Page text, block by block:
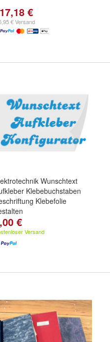
€
€ Versand
Wunschtext
Klebebuchstaben
Klebefolie
€
Versand